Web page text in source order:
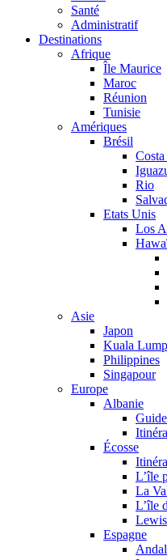
Santé
Administratif
Destinations
Afrique
Île Maurice
Maroc
Réunion
Tunisie
Amériques
Brésil
Rio
Etats Unis
Los
Asie
Japon
Kuala
Philippines
Singapour
Europe
Albanie
Écosse
L’île
La
L’île
Espagne